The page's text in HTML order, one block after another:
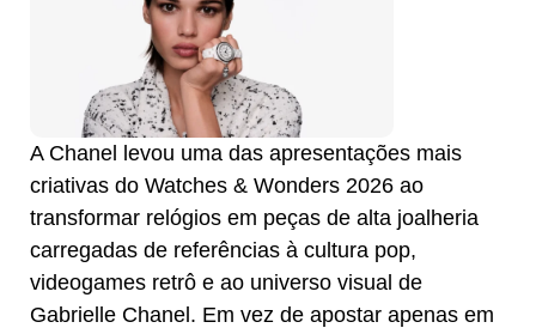
A Chanel levou uma das apresentações mais
criativas do Watches & Wonders 2026 ao
transformar relógios em peças de alta joalheria
carregadas de referências à cultura pop,
videogames retrô e ao universo visual de
Gabrielle Chanel. Em vez de apostar apenas em